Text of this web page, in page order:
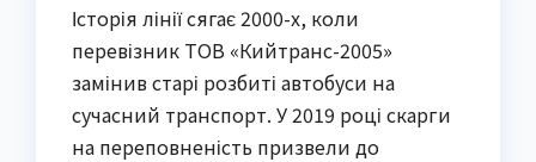
Історія лінії сягає 2000-х, коли
перевізник ТОВ «Кийтранс-2005»
замінив старі розбиті автобуси на
сучасний транспорт. У 2019 році скарги
на переповненість призвели до